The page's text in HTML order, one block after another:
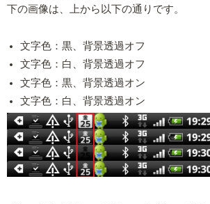
下の画像は、上から以下の通りです。
文字色：黒、背景透過オフ
文字色：白、背景透過オフ
文字色：黒、背景透過オン
文字色：白、背景透過オン